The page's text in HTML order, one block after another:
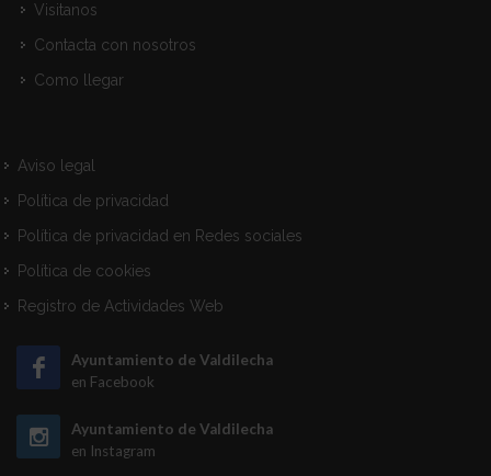
Visitanos
Contacta con nosotros
Como llegar
Aviso legal
Política de privacidad
Política de privacidad en Redes sociales
Política de cookies
Registro de Actividades Web
Ayuntamiento de Valdilecha
en Facebook
Ayuntamiento de Valdilecha
en Instagram